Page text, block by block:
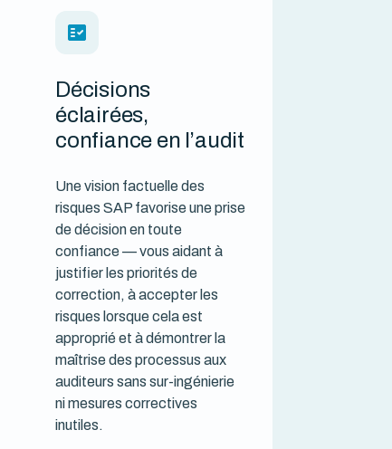
Décisions
éclairées,
confiance en l’audit
Une vision factuelle des
risques SAP favorise une prise
de décision en toute
confiance — vous aidant à
justifier les priorités de
correction, à accepter les
risques lorsque cela est
approprié et à démontrer la
maîtrise des processus aux
auditeurs sans sur-ingénierie
ni mesures correctives
inutiles.